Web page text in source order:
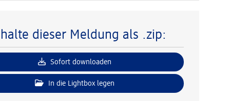
dieser Meldung als .zip:
Sofort downloaden
In die Lightbox legen